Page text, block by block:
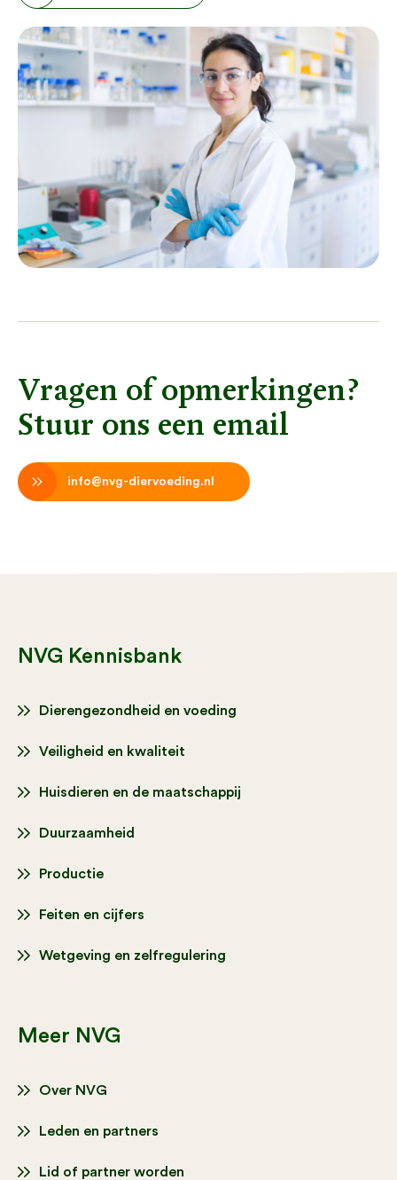
Vragen of opmerkingen?
Stuur ons een email
info@nvg-diervoeding.nl
NVG Kennisbank
Dierengezondheid en voeding
Veiligheid en kwaliteit
Huisdieren en de maatschappij
Duurzaamheid
Productie
Feiten en cijfers
Wetgeving en zelfregulering
Meer NVG
Over NVG
Leden en partners
Lid of partner worden